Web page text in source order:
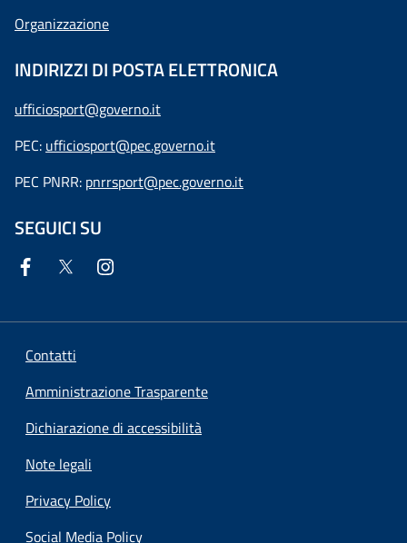
Organizzazione
INDIRIZZI DI POSTA ELETTRONICA
ufficiosport@governo.it
PEC: ufficiosport@pec.governo.it
PEC PNRR: pnrrsport@pec.governo.it
SEGUICI SU
Contatti
Amministrazione Trasparente
Dichiarazione di accessibilità
Note legali
Privacy Policy
Social Media Policy